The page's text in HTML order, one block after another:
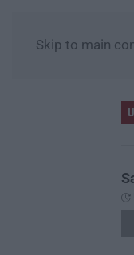
Skip to main